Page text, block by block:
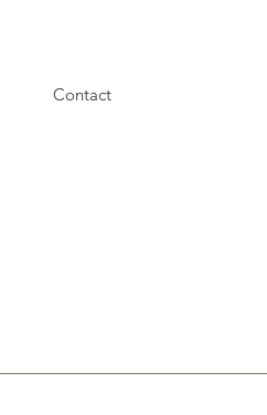
Contact